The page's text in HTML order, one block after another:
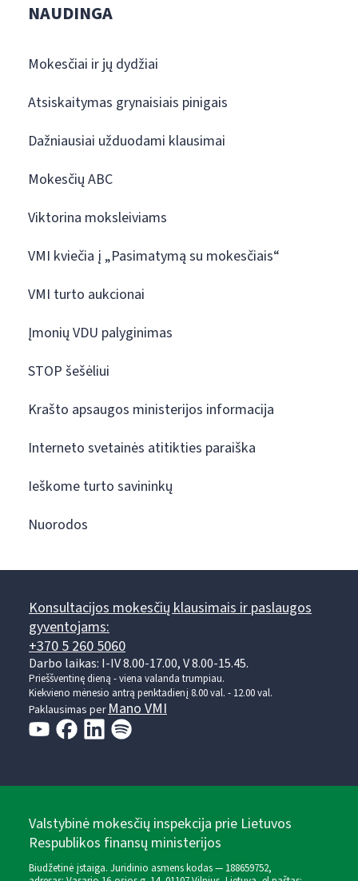
NAUDINGA
Mokesčiai ir jų dydžiai
Atsiskaitymas grynaisiais pinigais
Dažniausiai užduodami klausimai
Mokesčių ABC
Viktorina moksleiviams
VMI kviečia į „Pasimatymą su mokesčiais“
VMI turto aukcionai
Įmonių VDU palyginimas
STOP šešėliui
Krašto apsaugos ministerijos informacija
Interneto svetainės atitikties paraiška
Ieškome turto savininkų
Nuorodos
Konsultacijos mokesčių klausimais ir paslaugos
gyventojams:
+370 5 260 5060
Darbo laikas: I-IV 8.00-17.00, V 8.00-15.45.
Prieššventinę dieną - viena valanda trumpiau.
Kiekvieno mėnesio antrą penktadienį 8.00 val. - 12.00 val.
Paklausimas perMano VMI
Valstybinė mokesčių inspekcija prie Lietuvos
Respublikos finansų ministerijos
Biudžetinė įstaiga. Juridinio asmens kodas — 188659752,